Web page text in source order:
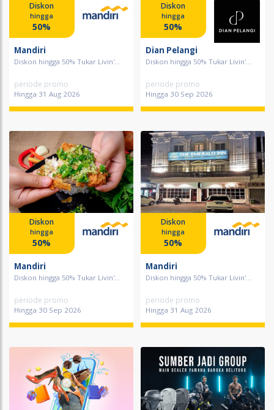
Diskon
hingga
50%
Mandiri
Diskon hingga 50% Tukar Livin'...
periode promo
Hingga 31 Aug 2026
Diskon
hingga
50%
Dian Pelangi
Diskon hingga 50% Tukar Livin'...
periode promo
Hingga 30 Sep 2026
Diskon
hingga
50%
Mandiri
Diskon hingga 50% Tukar Livin'...
periode promo
Hingga 30 Sep 2026
Diskon
hingga
50%
Mandiri
Diskon hingga 50% Tukar Livin'...
periode promo
Hingga 31 Aug 2026